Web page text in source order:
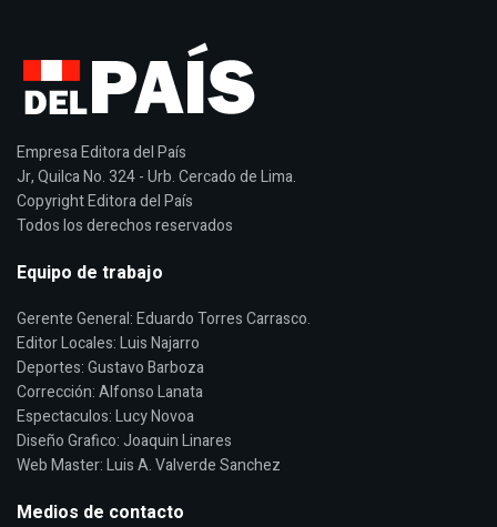
Empresa Editora del País
Jr, Quilca No. 324 - Urb. Cercado de Lima.
Copyright Editora del País
Todos los derechos reservados
Equipo de trabajo
Gerente General: Eduardo Torres Carrasco.
Editor Locales: Luis Najarro
Deportes: Gustavo Barboza
Corrección: Alfonso Lanata
Espectaculos: Lucy Novoa
Diseño Grafico: Joaquin Linares
Web Master: Luis A. Valverde Sanchez
Medios de contacto